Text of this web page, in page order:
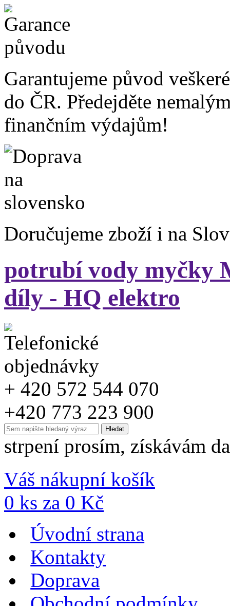
Garantujeme původ
do ČR. Předejděte
finančním výdajům!
Doručujeme zboží i na
potrubí vody myčky
díly - HQ elektro
+ 420 572 544 070
+420 773 223 900
strpení prosím, získávám
Váš nákupní košík
0 ks za 0 Kč
Úvodní strana
Kontakty
Doprava